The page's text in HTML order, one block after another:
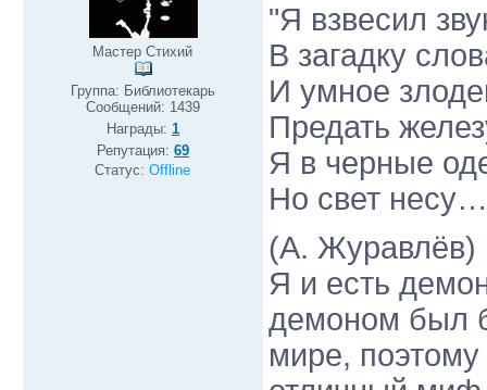
Мастер Стихий
Группа: Библиотекарь
Сообщений: 1439
Награды: 1
Репутация: 69
Статус:Offline
"Я взвесил
В загадку
И умное
Предать
Я в черные
Но свет
(А. Журавлёв)
Я и есть
демоном был
мире,